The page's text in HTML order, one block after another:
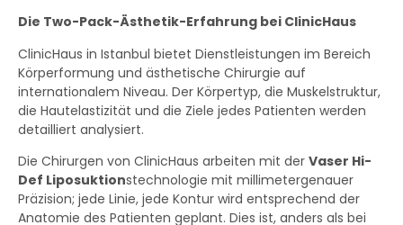
Die Two-Pack-Ästhetik-Erfahrung bei ClinicHaus
ClinicHaus in Istanbul bietet Dienstleistungen im Bereich
Körperformung und ästhetische Chirurgie auf
internationalem Niveau. Der Körpertyp, die Muskelstruktur,
die Hautelastizität und die Ziele jedes Patienten werden
detailliert analysiert.
Die Chirurgen von ClinicHaus arbeiten mit der Vaser Hi-
Def Liposuktionstechnologie mit millimetergenauer
Präzision; jede Linie, jede Kontur wird entsprechend der
Anatomie des Patienten geplant. Dies ist, anders als bei